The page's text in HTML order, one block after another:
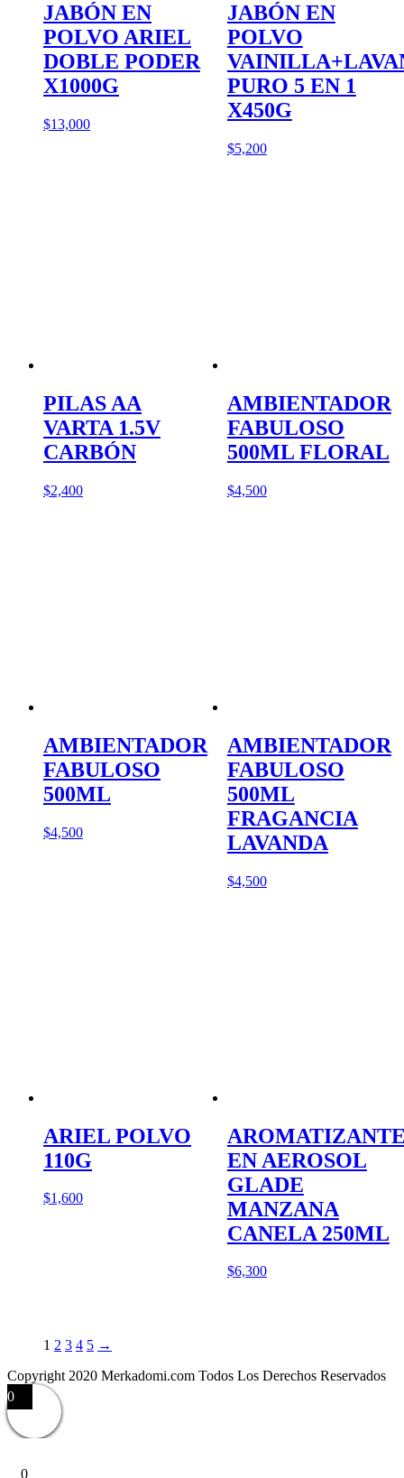
JABÓN EN
POLVO ARIEL
DOBLE PODER
X1000G
$13,000
JABÓN EN
POLVO
PURO 5 EN 1
X450G
$5,200
PILAS AA
VARTA 1.5V
CARBÓN
$2,400
AMBIENTADOR
FABULOSO
500ML FLORAL
$4,500
AMBIENTADOR
FABULOSO
500ML
$4,500
AMBIENTADOR
FABULOSO
500ML
FRAGANCIA
LAVANDA
$4,500
ARIEL POLVO
110G
$1,600
EN AEROSOL
GLADE
MANZANA
CANELA 250ML
$6,300
1 2 3 4 5 →
Copyright 2020 Merkadomi.com Todos Los Derechos Reservados
0
0